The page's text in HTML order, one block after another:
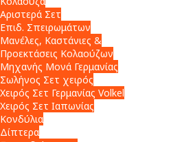
Αριστερά Σετ
Επιδ. Σπειρωμάτων
Μανέλες, Καστάνιες &
Προεκτάσεις Κολαούζων
Μηχανής Μονά Γερμανίας
Σωλήνος Σετ χειρός
Χειρός Σετ Γερμανίας Volkel
Χειρός Σετ Ιαπωνίας
Κονδύλια
Δίπτερα